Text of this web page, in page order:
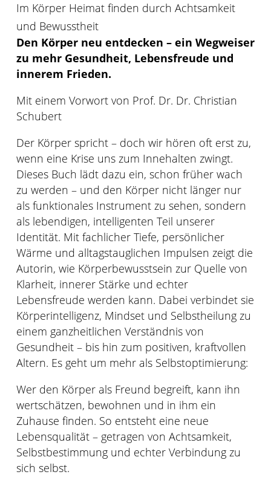
–
Körperkompetenz
Menge
Im Körper Heimat finden durch Achtsamkeit
und Bewusstheit
Den Körper neu entdecken – ein Wegweiser
zu mehr Gesundheit, Lebensfreude und
innerem Frieden.
Mit einem Vorwort von Prof. Dr. Dr. Christian
Schubert
Der Körper spricht – doch wir hören oft erst zu,
wenn eine Krise uns zum Innehalten zwingt.
Dieses Buch lädt dazu ein, schon früher wach
zu werden – und den Körper nicht länger nur
als funktionales Instrument zu sehen, sondern
als lebendigen, intelligenten Teil unserer
Identität. Mit fachlicher Tiefe, persönlicher
Wärme und alltagstauglichen Impulsen zeigt die
Autorin, wie Körperbewusstsein zur Quelle von
Klarheit, innerer Stärke und echter
Lebensfreude werden kann. Dabei verbindet sie
Körperintelligenz, Mindset und Selbstheilung zu
einem ganzheitlichen Verständnis von
Gesundheit – bis hin zum positiven, kraftvollen
Altern. Es geht um mehr als Selbstoptimierung:
Wer den Körper als Freund begreift, kann ihn
wertschätzen, bewohnen und in ihm ein
Zuhause finden. So entsteht eine neue
Lebensqualität – getragen von Achtsamkeit,
Selbstbestimmung und echter Verbindung zu
sich selbst.